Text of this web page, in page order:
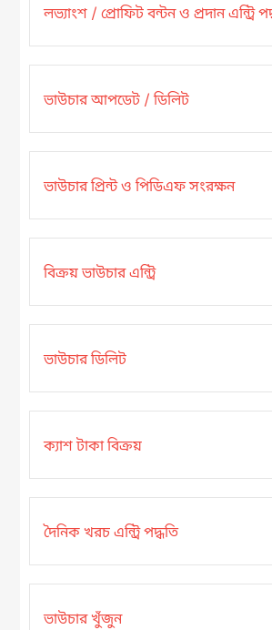
লভ্যাংশ / প্রোফিট বন্টন ও প্রদান এন্ট্রি
ভাউচার আপডেট / ডিলিট
ভাউচার প্রিন্ট ও পিডিএফ সংরক্ষন
বিক্রয় ভাউচার এন্ট্রি
ভাউচার ডিলিট
ক্যাশ টাকা বিক্রয়
দৈনিক খরচ এন্ট্রি পদ্ধতি
ভাউচার খুঁজুন